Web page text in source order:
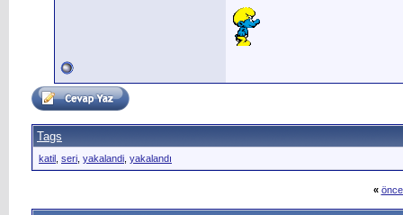
Tags
katil seri yakalandi yakalandı
«